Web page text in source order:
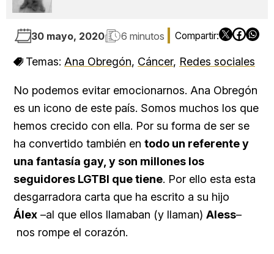
30 mayo, 2020 6 minutos
Temas: Ana Obregón, Cáncer, Redes sociales
No podemos evitar emocionarnos. Ana Obregón
es un icono de este país. Somos muchos los que
hemos crecido con ella. Por su forma de ser se
ha convertido también en todo un referente y
una fantasía gay, y son millones los
seguidores LGTBI que tiene. Por ello esta esta
desgarradora carta que ha escrito a su hijo
Álex –al que ellos llamaban (y llaman) Aless–
nos rompe el corazón.